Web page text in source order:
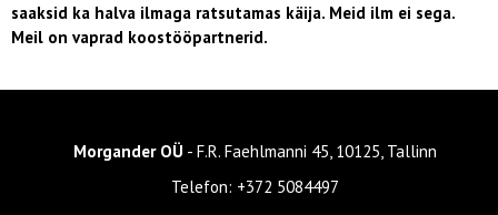
saaksid ka halva ilmaga ratsutamas käija. Meid ilm ei sega.
Meil on vaprad koostööpartnerid.
Morgander OÜ - F.R. Faehlmanni 45, 10125, Tallinn
Telefon: +372 5084497